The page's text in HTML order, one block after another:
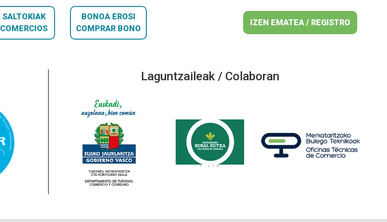
SALTOKIAK
COMERCIOS
BONOA EROSI
COMPRAR BONO
IZEN EMATEA / REGISTRO
Laguntzaileak / Colaboran